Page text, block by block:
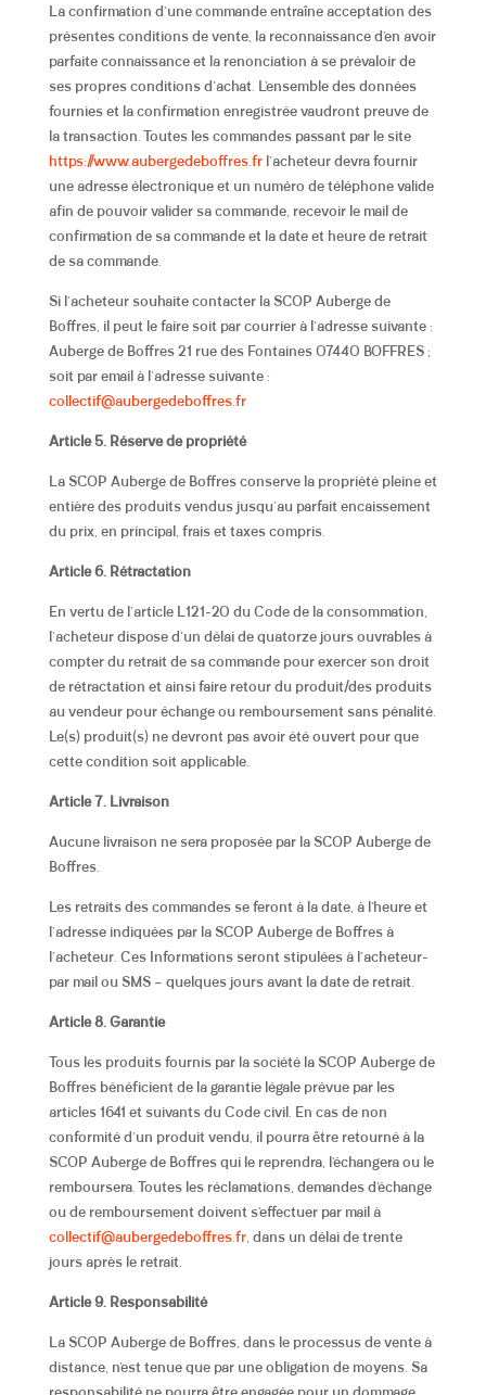
La confirmation d’une commande entraîneacceptation des
présentes conditions de vente, la reconnaissance d’en avoir
parfaite connaissance et la renonciation à se prévaloir de
ses propres conditions d’achat. L’ensemble des données
fournies et la confirmation enregistrée vaudront preuve de
la transaction. Toutes les commandes passant par le site
https://www.aubergedeboffres.frl’acheteur devra fournir
une adresse électronique et un numéro de téléphone valide
afin de pouvoir valider sa commande, recevoir le mail de
confirmation de sa commande et la date et heure de retrait
de sa commande.
Si l’acheteur souhaite contacter la SCOP Auberge de
Boffres, il peut le faire soit par courrier à l’adresse suivante :
Auberge de Boffres 21 rue des Fontaines 07440 BOFFRES ;
soit par email à l’adresse suivante :
collectif@aubergedeboffres.fr
Article 5. Réserve de propriété
La SCOP Auberge de Boffres conserve la propriété pleine et
entière des produits vendus jusqu’au parfait encaissement
du prix, en principal, frais et taxes compris.
Article 6. Rétractation
En vertu de l’article L121-20 du Code de la consommation,
l’acheteur dispose d’un délai de quatorze jours ouvrables à
compter du retrait de sa commande pour exercer son droit
de rétractation et ainsi faire retour du produit/des produits
au vendeur pour échange ou remboursement sans pénalité.
Le(s) produit(s) ne devront pas avoir été ouvert pour que
cette condition soit applicable.
Article 7. Livraison
Aucune livraison ne sera proposée par la SCOP Auberge de
Boffres.
Les retraits des commandes se feront à la date, à l’heure et
l‘adresse indiquées par la SCOP Auberge de Boffres à
l’acheteur. Ces Informations seront stipulées à l’acheteur-
par mail ou SMS – quelques jours avant la date de retrait.
Article 8. Garantie
Tous les produits fournis par la société la SCOP Auberge de
Boffres bénéficient de la garantie légale prévue par les
articles 1641 et suivants du Code civil. En cas de non
conformité d’un produit vendu, il pourra être retourné à la
SCOP Auberge de Boffres qui le reprendra, l’échangera ou le
remboursera. Toutes les réclamations, demandes d’échange
ou de remboursement doivent s’effectuer par mail à
collectif@aubergedeboffres.fr, dans un délai de trente
jours après le retrait.
Article 9. Responsabilité
La SCOP Auberge de Boffres, dans le processus de vente à
distance, n’est tenue que par une obligation de moyens. Sa